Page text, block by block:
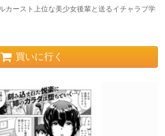
カースト上位な美少女後輩と送るイチャラブ学
買いに行く